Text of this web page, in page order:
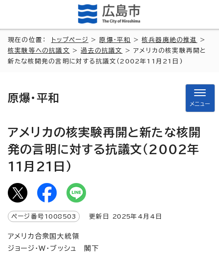
現在の位置： トップページ >原爆・平和 >核兵器廃絶の推進
>
核実験等への抗議文
>過去の抗議文
> アメリカの核実験再開と
新たな核開発の言明に対する抗議文（2002年11月21日)
原爆・平和
メニュー
アメリカの核実験再開と新たな核開
発の言明に対する抗議文（2002年
11月21日)
ページ番号 1008503 更新日 2025年4月4日
アメリカ合衆国大統領
ジョージ・W・ブッシュ 閣下